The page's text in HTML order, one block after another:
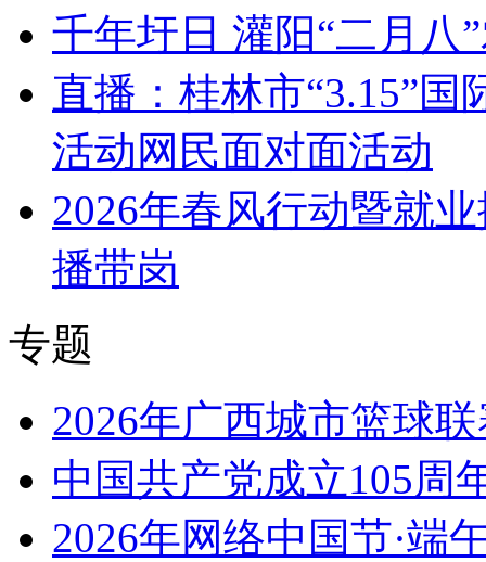
千年圩日 灌阳“二月八
直播：桂林市“3.15”
活动网民面对面活动
2026年春风行动暨就
播带岗
专题
2026年广西城市篮球
中国共产党成立105周
2026年网络中国节·端